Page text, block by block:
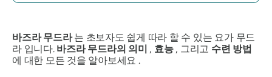
바즈라 무드라는 초보자도 쉽게 따라 할 수 있는 요가 무드
라입니다. 바즈라 무드라의 의미 , 효능, 그리고 수련 방법
에 대한 모든 것을 알아보세요 .